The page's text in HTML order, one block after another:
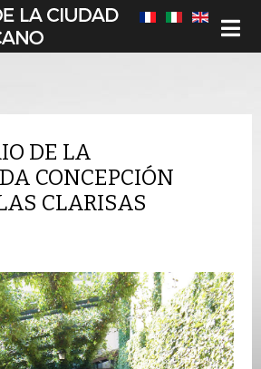
DE LA
CONCEPCIÓN
CLARISAS